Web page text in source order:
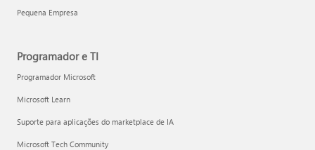
Pequena Empresa
Programador e TI
Programador Microsoft
Microsoft Learn
Suporte para aplicações do marketplace de IA
Microsoft Tech Community